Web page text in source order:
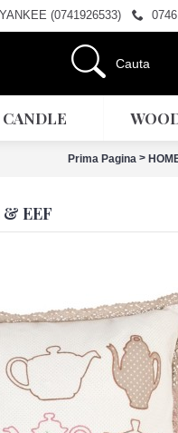
(0741926533)
Prima Pagina >
& EEF